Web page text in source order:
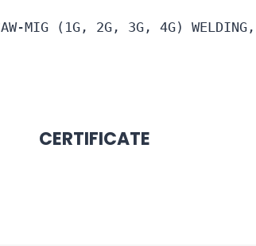
MIG (1G, 2G, 3G, 4G) WELDING,
CERTIFICATE